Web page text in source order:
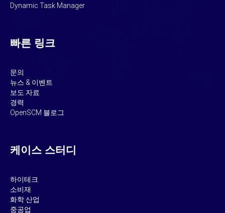
Dynamic Task Manager
빠른 링크
문의
뉴스 & 이벤트
보도 자료
경력
OpenSCM 블로그
케이스 스터디
하이테크
소비재
화학 산업
중공업